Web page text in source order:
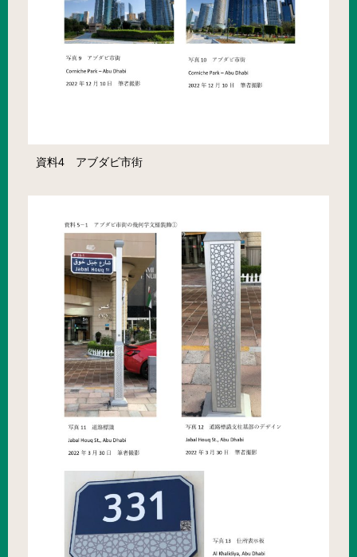
資料4 アブダビ市街